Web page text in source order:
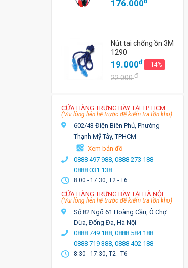
176.000
Nút tai chống ồn 3M
1290
19.000đ - 14%
22.000đ
CỬA HÀNG TRƯNG BÀY TẠI TP. HCM
(Vui lòng liên hệ trước để kiểm tra tồn kho)
602/43 Điện Biên Phủ, Phường
Thạnh Mỹ Tây, TPHCM
Xem bản đồ
0888 497 988, 0888 273 188
0888 031 138
8:00 - 17:30, T2 - T6
CỬA HÀNG TRƯNG BÀY TẠI HÀ NỘI
(Vui lòng liên hệ trước để kiểm tra tồn kho)
Số 82 Ngõ 61 Hoàng Cầu, Ô Chợ
Dừa, Đống Đa, Hà Nội
0888 749 188, 0888 584 188
0888 719 388, 0888 402 188
8:30 - 17:30, T2 - T6